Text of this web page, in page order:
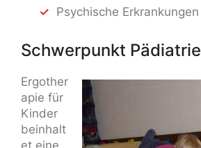
Psychische Erkrankungen
Schwerpunkt Pädiatrie
Ergother
apie für
Kinder
beinhalt
et eine